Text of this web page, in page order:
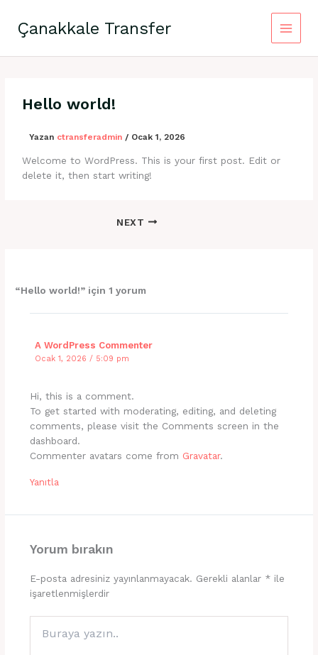
Çanakkale Transfer
Hello world!
Yazan ctransferadmin / Ocak 1, 2026
Welcome to WordPress. This is your first post. Edit or
delete it, then start writing!
NEXT
“Hello world!” için 1 yorum
A WordPress Commenter
Ocak 1, 2026 / 5:09 pm
Hi, this is a comment.
To get started with moderating, editing, and deleting
comments, please visit the Comments screen in the
dashboard.
Commenter avatars come from Gravatar.
Yanıtla
Yorum bırakın
E-posta adresiniz yayınlanmayacak. Gerekli alanlar *ile
işaretlenmişlerdir
yazın..